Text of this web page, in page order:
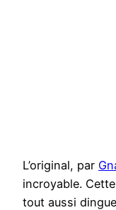
L’original, par
incroyable.
tout aussi